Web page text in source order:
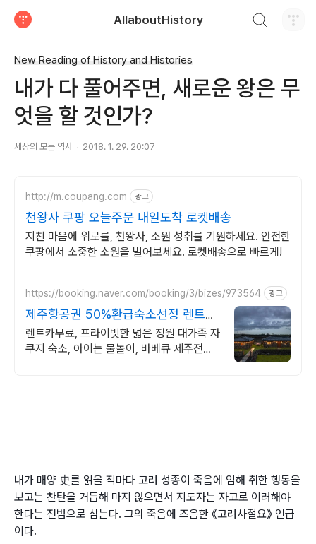
AllaboutHistory
New Reading of History and Histories
내가 다 풀어주면, 새로운 왕은 무
엇을 할 것인가?
세상의 모든 역사 2018. 1. 29. 20:07
http://m.coupang.com 광고
천왕사 쿠팡 오늘주문 내일도착 로켓배송
지친 마음에 위로를, 천왕사, 소원 성취를 기원하세요. 안전한
쿠팡에서 소중한 소원을 빌어보세요. 로켓배송으로 빠르게!
https://booking.naver.com/booking/3/bizes/973564 광고
제주항공권 50%환급숙소선정 렌트카
무료/할인 이벤트 중
렌트카무료, 프라이빗한 넓은 정원 대가족 자
쿠지 숙소, 아이는 물놀이, 바베큐 제주전통
내가 매양 史를 읽을 적마다 고려 성종이 죽음에 임해 취한 행동을
보고는 찬탄을 거듭해 마지 않으면서 지도자는 자고로 이러해야
한다는 전범으로 삼는다. 그의 죽음에 즈음한 《고려사절요》 언급
이다.